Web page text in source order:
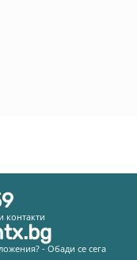
контакти
- Обади се сега